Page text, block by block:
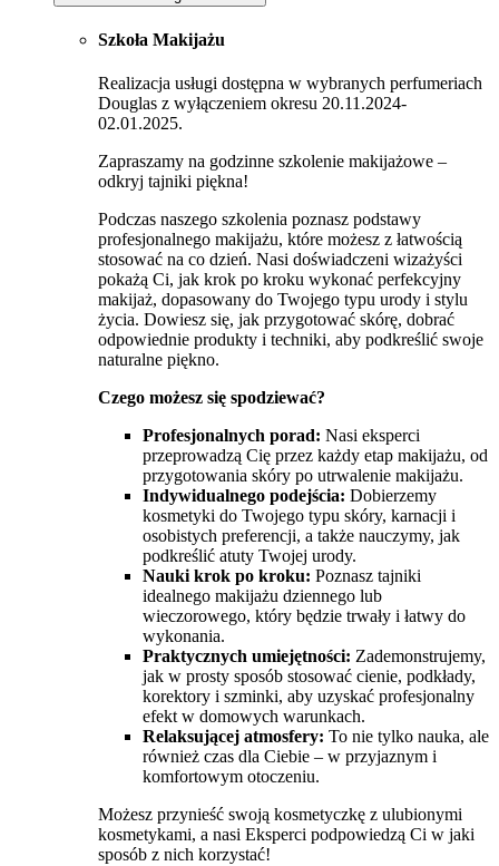
Szkoła Makijażu
Realizacja usługi dostępna w wybranych perfumeriach
Douglas z wyłączeniem okresu 20.11.2024-
02.01.2025.
Zapraszamy na godzinne szkolenie makijażowe –
odkryj tajniki piękna!
Podczas naszego szkolenia poznasz podstawy
profesjonalnego makijażu, które możesz z łatwością
stosować na co dzień. Nasi doświadczeni wizażyści
pokażą Ci, jak krok po kroku wykonać perfekcyjny
makijaż, dopasowany do Twojego typu urody i stylu
życia. Dowiesz się, jak przygotować skórę, dobrać
odpowiednie produkty i techniki, aby podkreślić swoje
naturalne piękno.
Czego możesz się spodziewać?
Profesjonalnych porad: Nasi eksperci
przeprowadzą Cię przez każdy etap makijażu, od
przygotowania skóry po utrwalenie makijażu.
Indywidualnego podejścia: Dobierzemy
kosmetyki do Twojego typu skóry, karnacji i
osobistych preferencji, a także nauczymy, jak
podkreślić atuty Twojej urody.
Nauki krok po kroku: Poznasz tajniki
idealnego makijażu dziennego lub
wieczorowego, który będzie trwały i łatwy do
wykonania.
Praktycznych umiejętności: Zademonstrujemy,
jak w prosty sposób stosować cienie, podkłady,
korektory i szminki, aby uzyskać profesjonalny
efekt w domowych warunkach.
Relaksującej atmosfery: To nie tylko nauka, ale
również czas dla Ciebie – w przyjaznym i
komfortowym otoczeniu.
Możesz przynieść swoją kosmetyczkę z ulubionymi
kosmetykami, a nasi Eksperci podpowiedzą Ci w jaki
sposób z nich korzystać!